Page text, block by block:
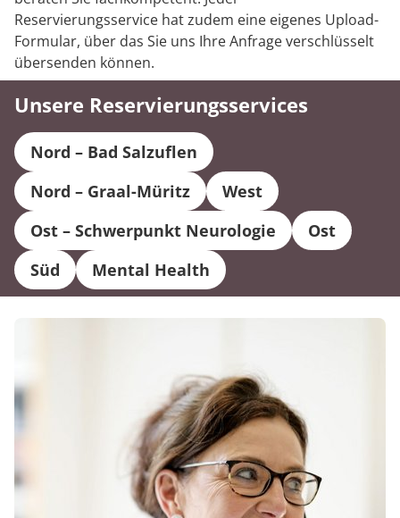
Kinder-und Jugendreha
Gastroenterologie
Stoffwechselerkrankungen
Geriatrie
Gynäkologie
HTS & Cochlea
Long Covid
Onkologie
Rheumatologie
Prävention
Nachsorge
Energiepolitik
Publikationsdatenbank
Kosten & Kostenträger
Zuzahlung & Befreiung
Reha FAQ
Reha Checkliste
Über MEDIAN
Kooperationen
Presse
Blog
Karriere
Reservierungsservice hat zudem eine eigenes Upload-
Formular, über das Sie uns Ihre Anfrage verschlüsselt
übersenden können.
Unsere Reservierungsservices
Nord – Bad Salzuflen
Nord – Graal-Müritz
West
Ost – Schwerpunkt Neurologie
Ost
Süd
Mental Health